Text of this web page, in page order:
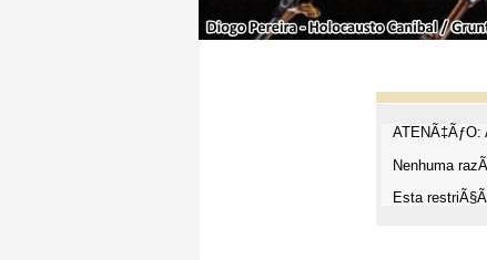
ATENÃ‡ÃƒO:
Nenhuma
Esta